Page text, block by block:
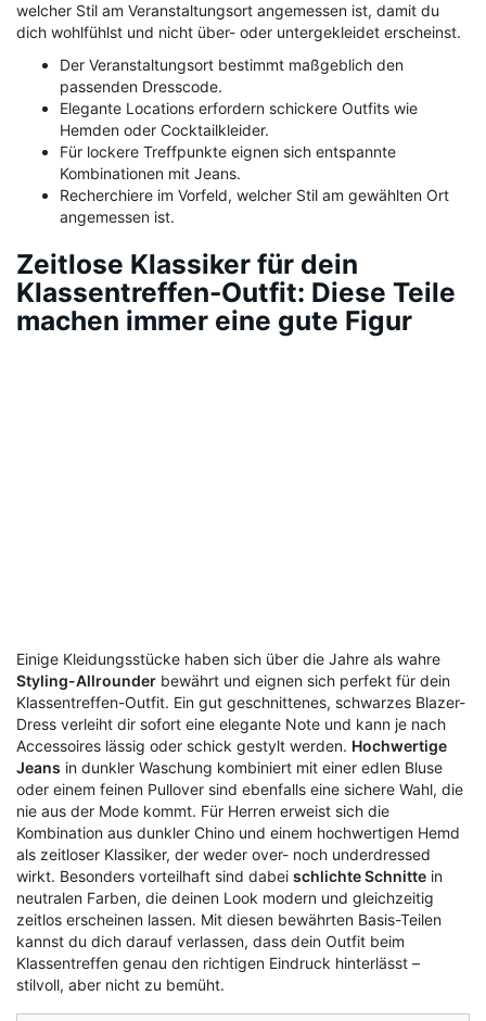
welcher Stil am Veranstaltungsort angemessen ist, damit du
dich wohlfühlst und nicht über- oder untergekleidet erscheinst.
Der Veranstaltungsort bestimmt maßgeblich den
passenden Dresscode.
Elegante Locations erfordern schickere Outfits wie
Hemden oder Cocktailkleider.
Für lockere Treffpunkte eignen sich entspannte
Kombinationen mit Jeans.
Recherchiere im Vorfeld, welcher Stil am gewählten Ort
angemessen ist.
Zeitlose Klassiker für dein
Klassentreffen-Outfit: Diese Teile
machen immer eine gute Figur
Einige Kleidungsstücke haben sich über die Jahre als wahre
Styling-Allrounder bewährt und eignen sich perfekt für dein
Klassentreffen-Outfit. Ein gut geschnittenes, schwarzes Blazer-
Dress verleiht dir sofort eine elegante Note und kann je nach
Accessoires lässig oder schick gestylt werden. Hochwertige
Jeans in dunkler Waschung kombiniert mit einer edlen Bluse
oder einem feinen Pullover sind ebenfalls eine sichere Wahl, die
nie aus der Mode kommt. Für Herren erweist sich die
Kombination aus dunkler Chino und einem hochwertigen Hemd
als zeitloser Klassiker, der weder over- noch underdressed
wirkt. Besonders vorteilhaft sind dabei schlichte Schnitte in
neutralen Farben, die deinen Look modern und gleichzeitig
zeitlos erscheinen lassen. Mit diesen bewährten Basis-Teilen
kannst du dich darauf verlassen, dass dein Outfit beim
Klassentreffen genau den richtigen Eindruck hinterlässt –
stilvoll, aber nicht zu bemüht.